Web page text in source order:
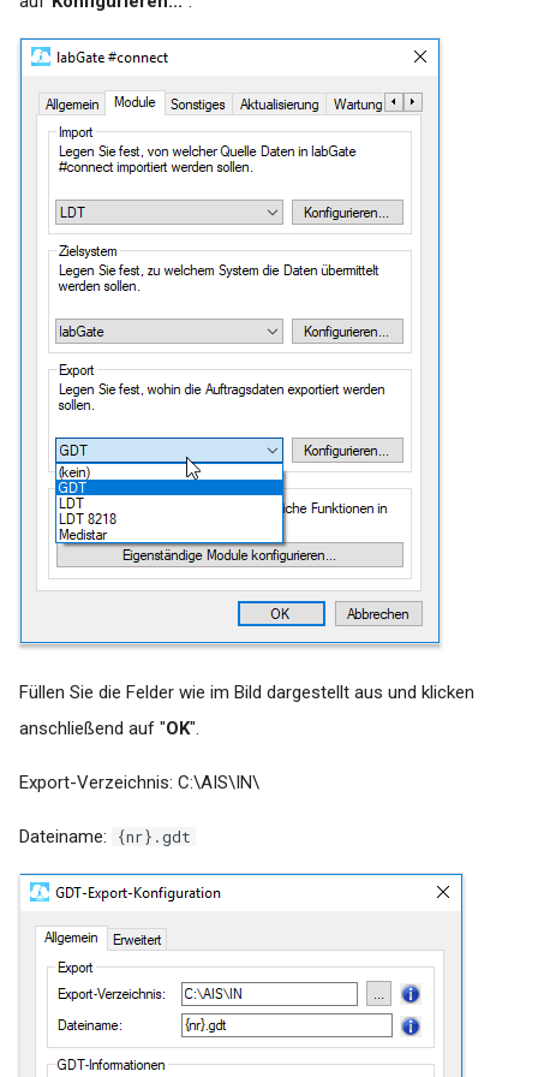
Nummer 5000802 und
KB5000808) deinstallieren
(Behebung von
Druckerproblematik)
Workaround: Umstellung auf
PDF24 labGate Import
Zebra Barcode Drucker
Installation per IP Adresse
Wo finde ich die Log Dateien
von labGate #connect?
Druckerkonfiguration für A5
Druck auf Triumph Adler P-
Tools
AIS ins WEB
Aktualisierung #connect
Batch Skripte
Quartalsübergreifende
Auftragserstellung (bsp. an
Arztinformationssystem
Tomedo)
Füllen Sie die Felder wie im Bild dargestellt aus und klicken
anschließend auf "OK".
Export-Verzeichnis: C:\AIS\IN\
Dateiname: {nr}.gdt